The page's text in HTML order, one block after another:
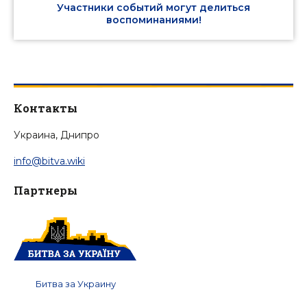
Участники событий могут делиться
воспоминаниями!
Контакты
Украина, Днипро
info@bitva.wiki
Партнеры
Битва за Украину